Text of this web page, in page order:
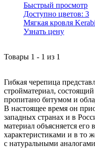
Быстрый просмотр
Доступно цветов: 3
Мягкая кровля
Узнать цену
Товары 1 - 1 из 1
Гибкая черепица
стройматериал,
пропитано битумом и
В настоящее время он
западных странах и в
материал объясняется
характеристиками и в то
с натуральными